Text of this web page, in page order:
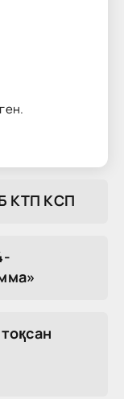
KTП KCП